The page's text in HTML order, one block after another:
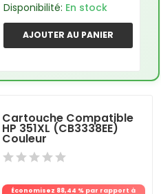
Disponibilité: En stock
AJOUTER AU PANIER
Cartouche Compatible
HP 351XL (CB3338EE)
Couleur
Économisez 88,44 % par rapport à